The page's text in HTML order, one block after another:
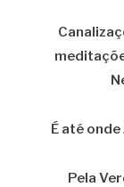
É até
Pela